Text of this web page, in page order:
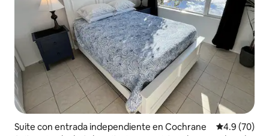
Suite con entrada independiente en Cochrane Calificación
4.9 (70)